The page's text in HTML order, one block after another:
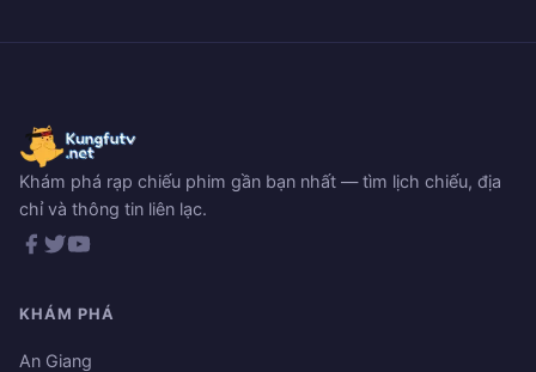
Khám phá rạp chiếu phim gần bạn nhất — tìm lịch chiếu, địa
chỉ và thông tin liên lạc.
KHÁM PHÁ
An Giang